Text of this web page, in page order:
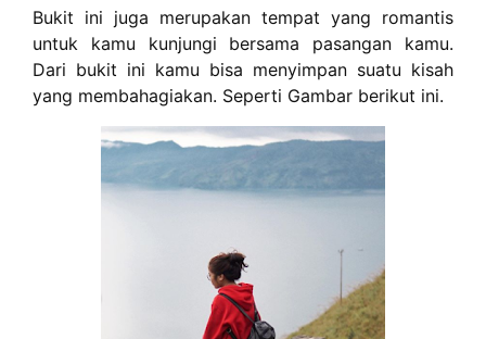
Bukit ini juga merupakan tempat yang romantis
untuk kamu kunjungi bersama pasangan kamu.
Dari bukit ini kamu bisa menyimpan suatu kisah
yang membahagiakan. Seperti Gambar berikut ini.